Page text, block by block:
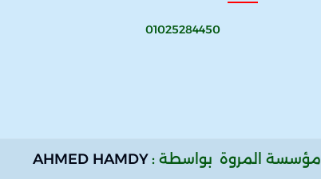
01025284450
مؤسسة المروة بواسطة : AHMED HAMDY